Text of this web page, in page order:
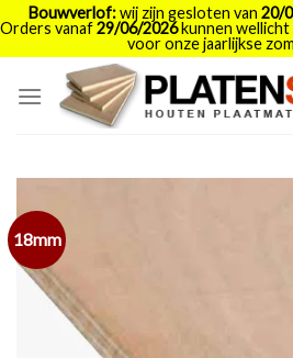
Bouwverlof:wij zijn gesloten van 20/
Orders vanaf29/06/2026kunnen wellicht
voor onze jaarlijkse
18mm